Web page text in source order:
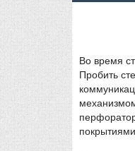
Во время
Пробить